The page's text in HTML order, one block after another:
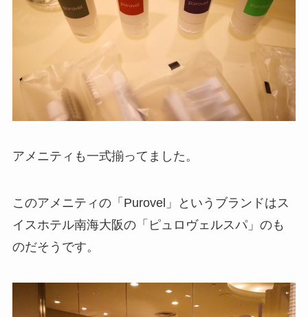
アメニティも一式揃ってました。
このアメニティの「Purovel」というブランドはス
イスホテル南海大阪の「ピュロヴェルスパ」のも
のだそうです。